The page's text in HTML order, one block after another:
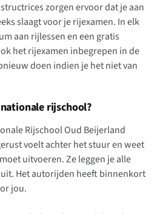
zorgen ervoor dat je aan
slaagt voor je rijexamen. In elk
aan rijlessen en een gratis
het rijexamen inbegrepen in de
doen indien je het niet van
rijschool?
Rijschool Oud Beijerland
voelt achter het stuur en weet
uitvoeren. Ze leggen je alle
Het autorijden heeft binnenkort
jou.